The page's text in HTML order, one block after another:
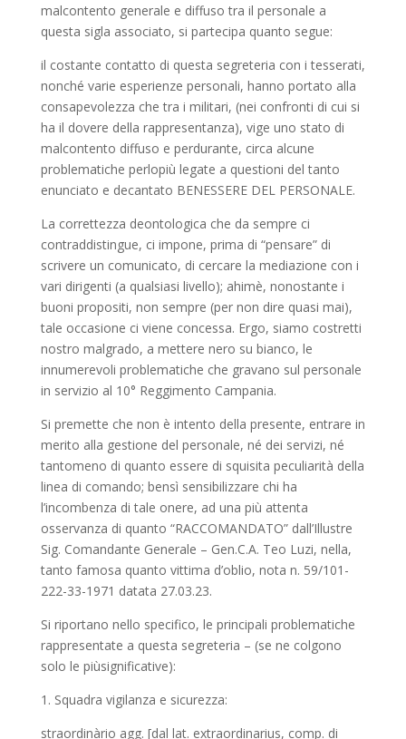
malcontento generale e diffuso tra il personale a
questa sigla associato, si partecipa quanto segue:
il costante contatto di questa segreteria con i tesserati,
nonché varie esperienze personali, hanno portato alla
consapevolezza che tra i militari, (nei confronti di cui si
ha il dovere della rappresentanza), vige uno stato di
malcontento diffuso e perdurante, circa alcune
problematiche perlopiù legate a questioni del tanto
enunciato e decantato BENESSERE DEL PERSONALE.
La correttezza deontologica che da sempre ci
contraddistingue, ci impone, prima di “pensare” di
scrivere un comunicato, di cercare la mediazione con i
vari dirigenti (a qualsiasi livello); ahimè, nonostante i
buoni propositi, non sempre (per non dire quasi mai),
tale occasione ci viene concessa. Ergo, siamo costretti
nostro malgrado, a mettere nero su bianco, le
innumerevoli problematiche che gravano sul personale
in servizio al 10° Reggimento Campania.
Si premette che non è intento della presente, entrare in
merito alla gestione del personale, né dei servizi, né
tantomeno di quanto essere di squisita peculiarità della
linea di comando; bensì sensibilizzare chi ha
l’incombenza di tale onere, ad una più attenta
osservanza di quanto “RACCOMANDATO” dall’Illustre
Sig. Comandante Generale – Gen.C.A. Teo Luzi, nella,
tanto famosa quanto vittima d’oblio, nota n. 59/101-
222-33-1971 datata 27.03.23.
Si riportano nello specifico, le principali problematiche
rappresentate a questa segreteria – (se ne colgono
solo le piùsignificative):
1. Squadra vigilanza e sicurezza:
straordinàrio agg. [dal lat. extraordinarius, comp. di